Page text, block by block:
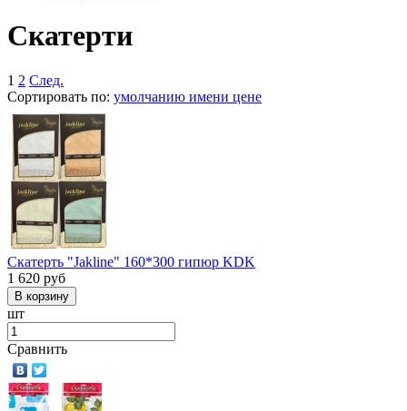
Скатерти
1 2 След.
Сортировать по: умолчанию имени цене
Скатерть "Jakline" 160*300 гипюр KDK
1 620 руб
шт
Сравнить